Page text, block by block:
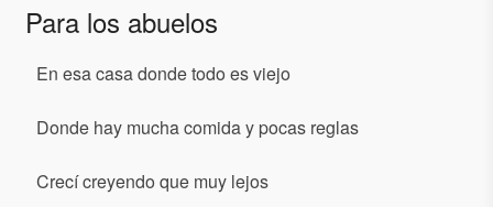
Para los abuelos
En esa casa donde todo es viejo
Donde hay mucha comida y pocas reglas
Crecí creyendo que muy lejos